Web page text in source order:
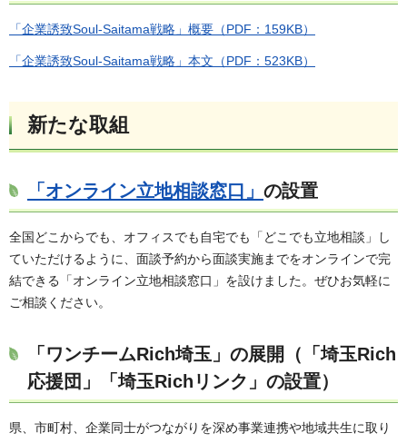
「企業誘致Soul-Saitama戦略」概要（PDF：159KB）
「企業誘致Soul-Saitama戦略」本文（PDF：523KB）
新たな取組
「オンライン立地相談窓口」 の設置
全国どこからでも、オフィスでも自宅でも「どこでも立地相談」し
ていただけるように、面談予約から面談実施までをオンラインで完
結できる「オンライン立地相談窓口」を設けました。ぜひお気軽に
ご相談ください。
「ワンチームRich埼玉」の展開（「埼玉Rich
応援団」「埼玉Richリンク」の設置）
県、市町村、企業同士がつながりを深め事業連携や地域共生に取り